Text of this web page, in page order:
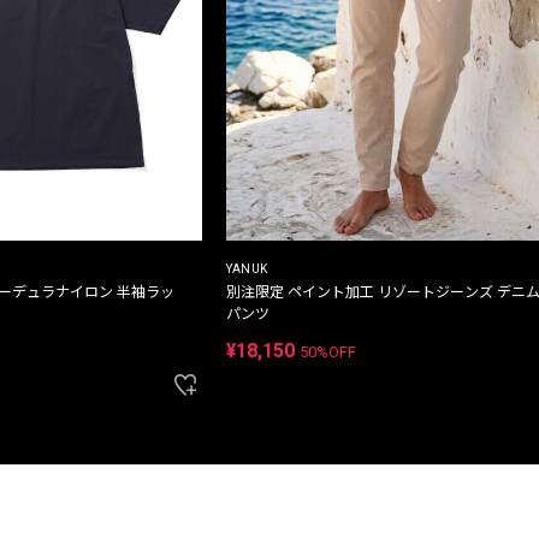
デュラナイロン 半袖ラッ
YANUK
別注限定 ペイント加工 リゾートジーンズ デニム
パンツ
¥18,150 50%OFF